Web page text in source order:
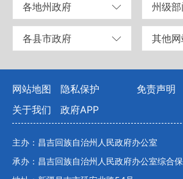
各地州政府 州级部
各县市政府 其他
网站地图 隐私保护 免责声明
关于我们
政府APP
主办：昌吉回族自治州人民政府办公室
承办：昌吉回族自治州人民政府办公室综合